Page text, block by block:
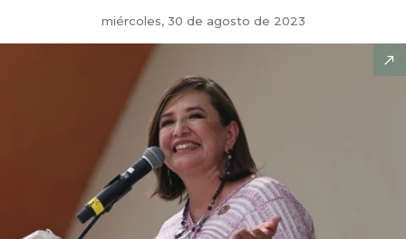
miércoles, 30 de agosto de 2023